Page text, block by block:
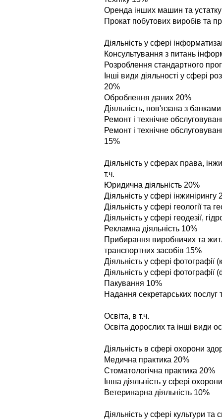
Оренда iнших машин та
Прокат побутових виробiв та
Дiяльнiсть у сферi
Консультування з питань
Розроблення стандартного
Iншi види дiяльностi у сферi
20%
Оброблення даних 20%
Дiяльнiсть, пов'язана з
Ремонт i технiчне
Ремонт i технiчне
15%
Дiяльнiсть у сферах права,
т.ч.
Юридична дiяльнiсть 20%
Дiяльнiсть у сферi iнжинiрингу
Дiяльнiсть у сферi геологiї та
Дiяльнiсть у сферi геодезiї,
Рекламна дiяльнiсть 10%
Прибирання виробничих та
транспортних засобiв 15%
Дiяльнiсть у сферi фотографiї
Діяльність у сфері фотографії
Пакування 10%
Надання секретарських послуг
Освiта, в т.ч.
Освiта дорослих та iншi види
Дiяльнiсть в сферi охорони
Медична практика 20%
Стоматологiчна практика 20%
Iнша дiяльнiсть у сферi
Ветеринарна дiяльнiсть 10%
Дiяльнiсть у сферi культури та